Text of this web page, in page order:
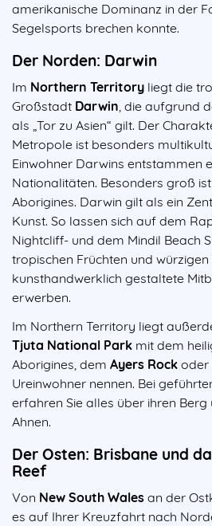
amerikanische Dominanz in der
Segelsports brechen konnte.
Der Norden: Darwin
Im Northern Territory liegt die
Großstadt Darwin , die aufgrund
als „Tor zu Asien“ gilt. Der
Metropole ist besonders
Einwohner Darwins entstammen
Nationalitäten. Besonders groß
Aborigines. Darwin gilt als ein
Kunst. So lassen sich auf dem
Nightcliff- und dem Mindil Beach
tropischen Früchten und
kunsthandwerklich gestaltete
erwerben.
Im Northern Territory liegt
Tjuta National Park mit dem
Aborigines, dem Ayers Rock oder
Ureinwohner nennen. Bei
erfahren Sie alles über ihren
Ahnen.
Der Osten: Brisbane und
Reef
Von New South Wales an der
es auf Ihrer Kreuzfahrt nach